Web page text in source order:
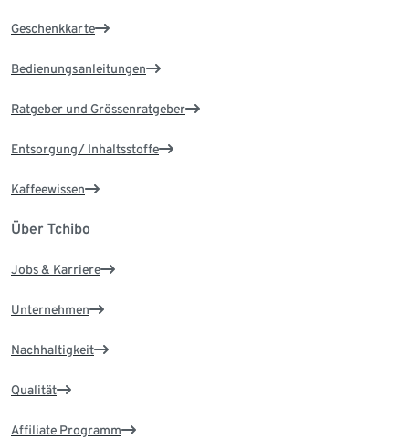
Geschenkkarte
Bedienungsanleitungen
Ratgeber und Grössenratgeber
Entsorgung/ Inhaltsstoffe
Kaffeewissen
Über Tchibo
Jobs & Karriere
Unternehmen
Nachhaltigkeit
Qualität
Affiliate Programm